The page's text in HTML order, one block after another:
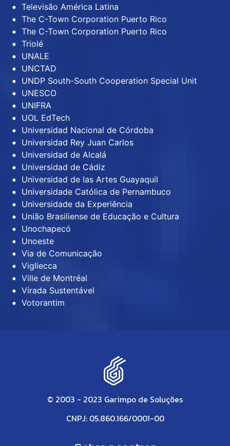
Televisão América Latina
The C-Town Corporation Puerto Rico
The C-Town Corporation Puerto Rico
Triolé
UNALE
UNCTAD
UNDP South-South Cooperation Special Unit
UNESCO
UNIFRA
UOL EdTech
Universidad Nacional de Córdoba
Universidad Rey Juan Carlos
Universidad de Alcalá
Universidad de Cádiz
Universidad de las Artes Guayaquil
Universidade Católica de Pernambuco
Universidade da Experiência
União Brasiliense de Educação e Cultura
Unochapecó
Unoeste
Via de Comunicação
Vigliecca
Ville de Montréal
Virada Sustentável
Votorantim
© 2003 - 2023 Garimpo de Soluções
CNPJ: 05.860.166/0001-00